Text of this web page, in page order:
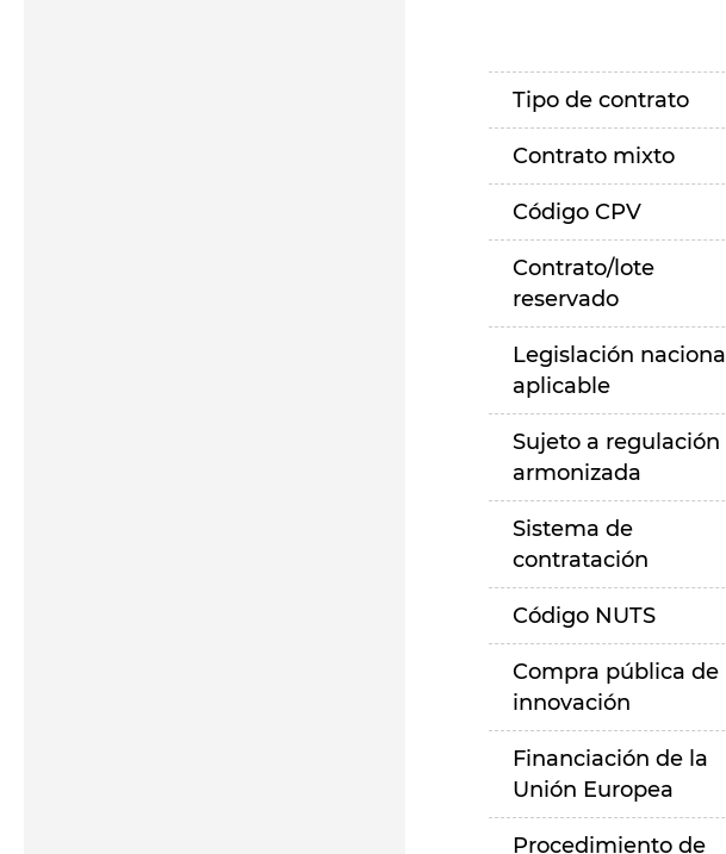
Tipo de contrato
Contrato mixto
Código CPV
Contrato/lote
reservado
Legislación nacional
aplicable
Sujeto a regulación
armonizada
Sistema de
contratación
Código NUTS
Compra pública de
innovación
Financiación de la
Unión Europea
Procedimiento de